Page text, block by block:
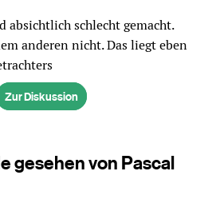
absichtlich schlecht gemacht.
anderen nicht. Das liegt eben
Zur Diskussion
gesehen von Pascal